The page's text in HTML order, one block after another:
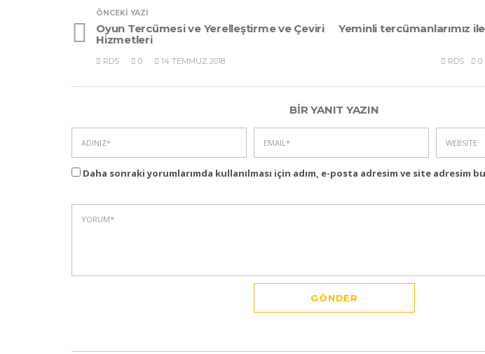
ÖNCEKI YAZI
Oyun Tercümesi ve Yerelleştirme ve Çeviri
Hizmetleri
RDS 0 14 TEMMUZ 2018
Yeminli tercümanlarımız
RDS 0
BIR YANIT YAZIN
Daha sonraki yorumlarımda kullanılması için adım, e-posta adresim ve site adresim